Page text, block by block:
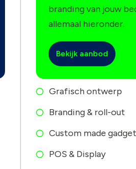
branding van jouw
allemaal hieronder.
Bekijk aanbod
Grafisch ontwerp
Branding & roll-out
Custom made
POS & Display